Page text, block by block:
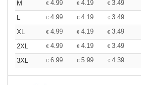
M
€ 4.99 € 4.19 € 3.49
L
€ 4.99 € 4.19 € 3.49
XL
€ 4.99 € 4.19 € 3.49
2XL
€ 4.99 € 4.19 € 3.49
3XL
€ 6.99 € 5.99 € 4.39